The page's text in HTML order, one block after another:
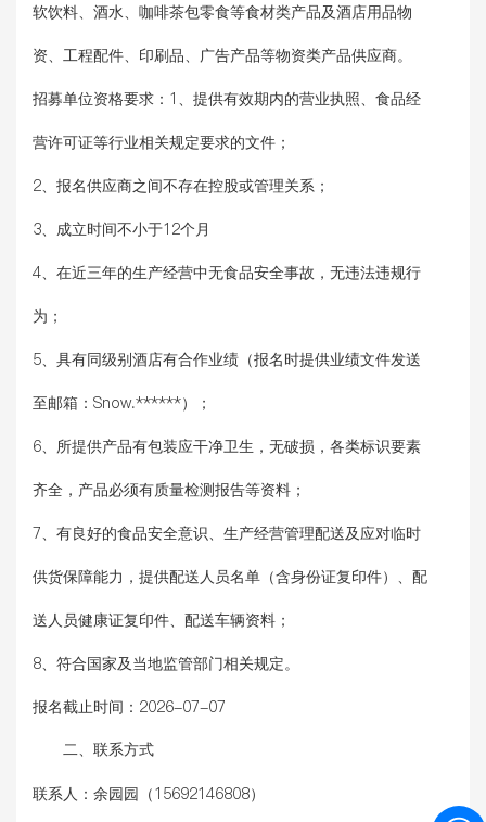
软饮料、酒水、咖啡茶包零食等食材类产品及酒店用品物
资、工程配件、印刷品、广告产品等物资类产品供应商。
招募单位资格要求： 1、提供有效期内的营业执照、食品经
营许可证等行业相关规定要求的文件；
2、报名供应商之间不存在控股或管理关系；
3、成立时间不小于12个月
4、在近三年的生产经营中无食品安全事故，无违法违规行
为；
5、具有同级别酒店有合作业绩（报名时提供业绩文件发送
至邮箱：Snow.******）；
6、所提供产品有包装应干净卫生，无破损，各类标识要素
齐全，产品必须有质量检测报告等资料；
7、有良好的食品安全意识、生产经营管理配送及应对临时
供货保障能力，提供配送人员名单（含身份证复印件）、配
送人员健康证复印件、配送车辆资料；
8、符合国家及当地监管部门相关规定。
报名截止时间： 2026-07-07
二、联系方式
联系人： 余园园（15692146808）